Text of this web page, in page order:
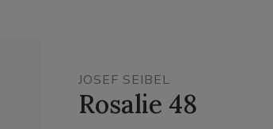
JOSEF SEIBEL
Rosalie 48